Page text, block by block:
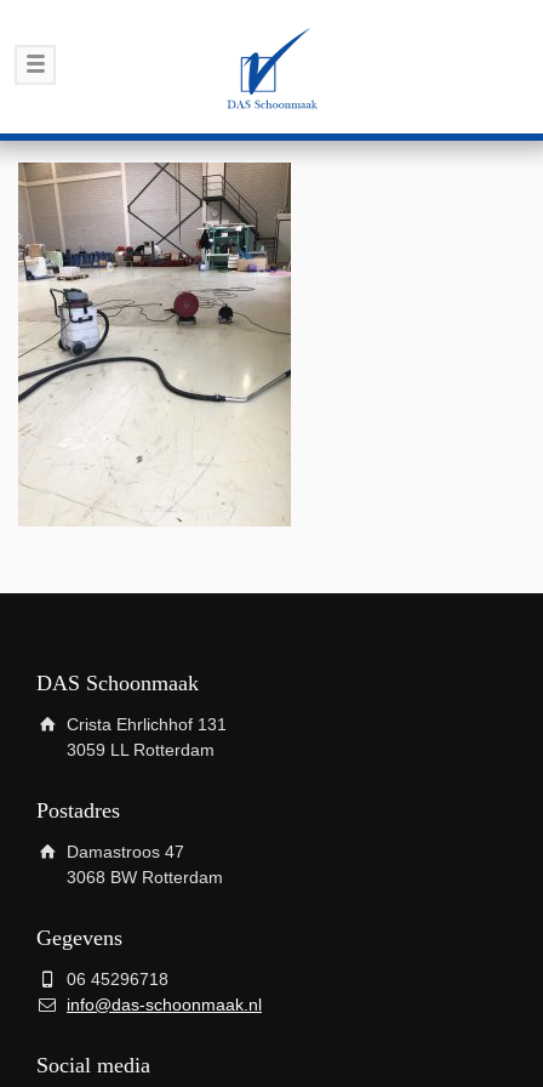
DAS Schoonmaak
Crista Ehrlichhof 131
3059 LL Rotterdam
Postadres
Damastroos 47
3068 BW Rotterdam
Gegevens
06 45296718
info@das-schoonmaak.nl
Social media